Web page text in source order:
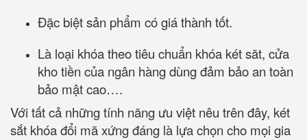
Đặc biệt sản phẩm có giá thành tốt.
Là loại khóa theo tiêu chuẩn khóa két săt, cửa
kho tiền của ngân hàng dùng đảm bảo an toàn
bảo mật cao….
Với tất cả những tính năng ưu việt nêu trên đây, két
sắt khóa đổi mã xứng đáng là lựa chọn cho mọi gia